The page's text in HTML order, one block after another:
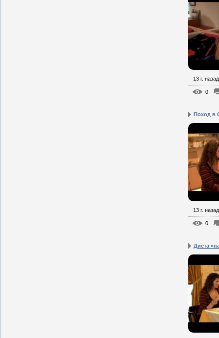
13 г. назад
0
Поход в
13 г. назад
0
Диета